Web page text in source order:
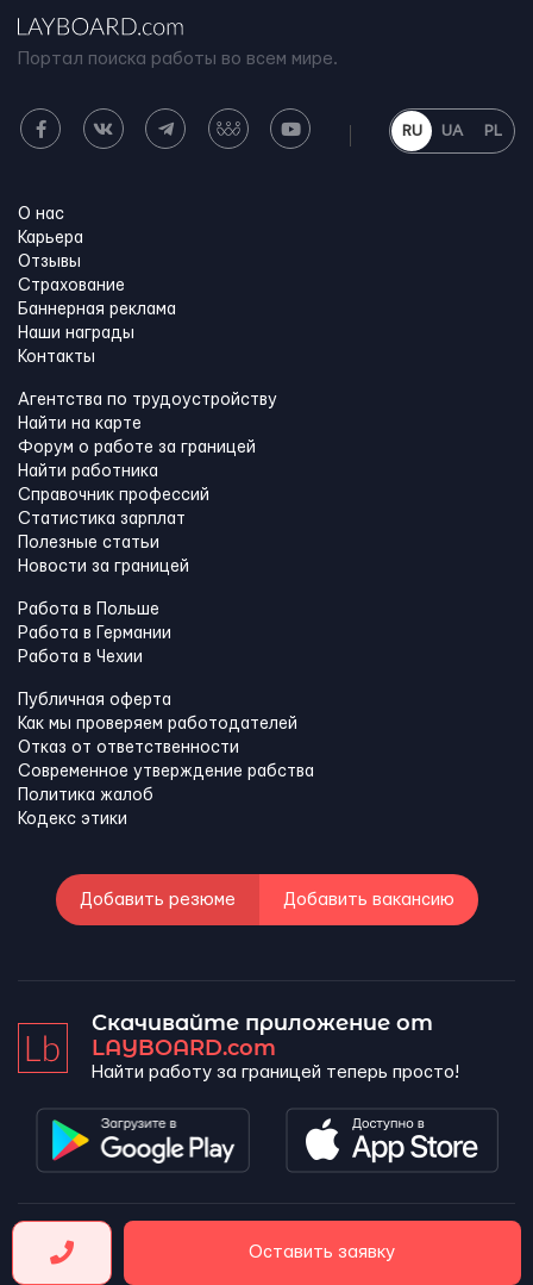
Оставить заявку
Портал поиска работы во всем мире.
RU UA PL
О нас
Карьера
Отзывы
Страхование
Баннерная реклама
Наши награды
Контакты
Агентства по трудоустройству
Найти на карте
Форум о работе за границей
Найти работника
Справочник профессий
Статистика зарплат
Полезные статьи
Новости за границей
Работа в Польше
Работа в Германии
Работа в Чехии
Публичная оферта
Как мы проверяем работодателей
Отказ от ответственности
Современное утверждение рабства
Политика жалоб
Кодекс этики
Добавить резюме Добавить вакансию
Скачивайте приложение от
LAYBOARD.com
Найти работу за границей теперь просто!
LAYBOARD, SL Copyright 2026 ©